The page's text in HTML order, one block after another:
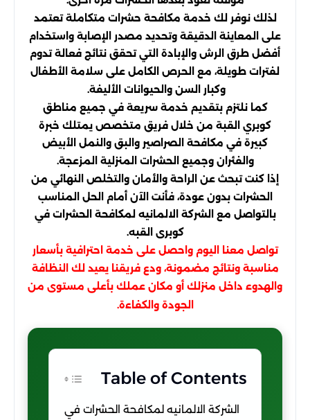
لذلك نوفر لك خدمة مكافحة حشرات متكاملة تعتمد
على المعاينة الدقيقة وتحديد مصدر الإصابة واستخدام
أفضل طرق الرش والإبادة التي تحقق نتائج فعالة تدوم
لفترات طويلة، مع الحرص الكامل على سلامة الأطفال
وكبار السن والحيوانات الأليفة.
كما نلتزم بتقديم خدمة سريعة في جميع مناطق
كوبري القبة من خلال فريق متخصص يمتلك خبرة
كبيرة في مكافحة الصراصير والبق والنمل الأبيض
والفئران وجميع الحشرات المنزلية المزعجة.
إذا كنت تبحث عن الراحة والأمان والتخلص النهائي من
الحشرات بدون عودة، فأنت الآن أمام الحل المناسب
بالتواصل مع الشركة الالمانيه لمكافحة الحشرات في
كوبرى القبه.
تواصل معنا اليوم واحصل على خدمة احترافية بأسعار
مناسبة ونتائج مضمونة، ودع فريقنا يعيد لك النظافة
والهدوء داخل منزلك أو مكان عملك بأعلى مستوى من
الجودة والكفاءة.
Table of Contents
الشركة الالمانيه لمكافحة الحشرات في